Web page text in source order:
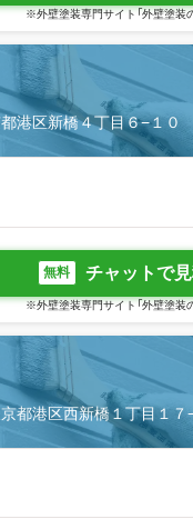
※外壁塗装専門サイト「外壁塗装
港区新橋４丁目６−１０
無料 チャットで
※外壁塗装専門サイト「外壁塗装
都港区西新橋１丁目１７